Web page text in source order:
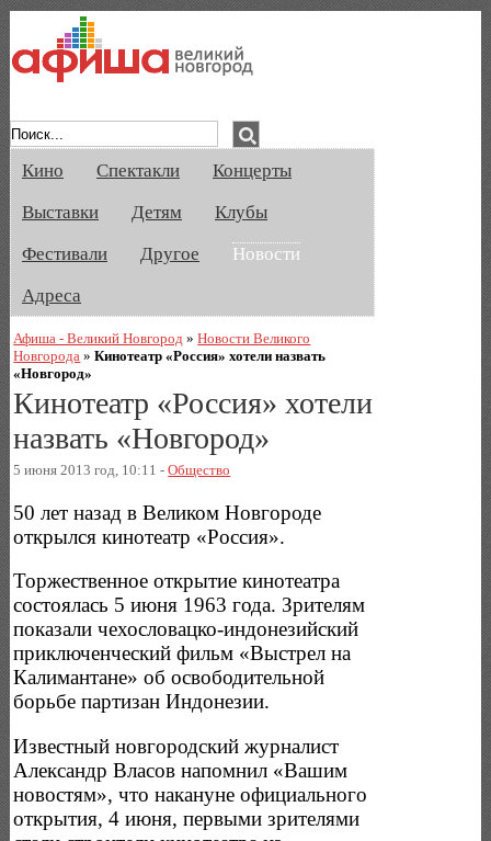
Кино Спектакли
Концерты
Выставки
Детям
Клубы
Фестивали
Другое
Новости
Адреса
Афиша - Великий Новгород »Новости Великого
Новгорода »Кинотеатр «Россия» хотели назвать
«Новгород»
Кинотеатр «Россия» хотели
назвать «Новгород»
5 июня 2013 год, 10:11 -Общество
50 лет назад в Великом Новгороде
открылся кинотеатр «Россия».
Торжественное открытие кинотеатра
состоялась 5 июня 1963 года. Зрителям
показали чехословацко-индонезийский
приключенческий фильм «Выстрел на
Калимантане» об освободительной
борьбе партизан Индонезии.
Известный новгородский журналист
Александр Власов напомнил «Вашим
новостям», что накануне официального
открытия, 4 июня, первыми зрителями